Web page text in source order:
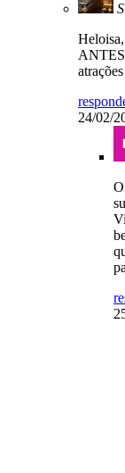
24/02/